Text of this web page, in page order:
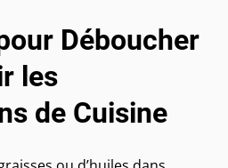
Déboucher
les
de Cuisine